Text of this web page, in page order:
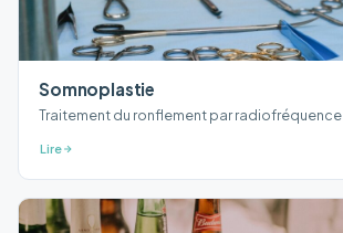
Somnoplastie
Traitement du ronflement par radiofréquence
Lire